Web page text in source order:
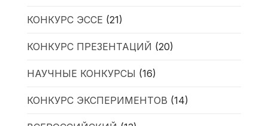
КОНКУРС ЭССЕ (21)
КОНКУРС ПРЕЗЕНТАЦИЙ (20)
НАУЧНЫЕ КОНКУРСЫ (16)
КОНКУРС ЭКСПЕРИМЕНТОВ (14)